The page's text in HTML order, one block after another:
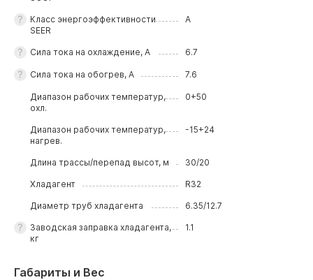
Класс энергоэффективности
SEER
A
Сила тока на охлаждение, А 6.7
Сила тока на обогрев, А 7.6
Диапазон рабочих температур,
охл.
0+50
Диапазон рабочих температур,
нагрев.
-15+24
Длина трассы/перепад высот, м 30/20
Хладагент R32
Диаметр труб хладагента 6.35/12.7
Заводская заправка хладагента,
кг
1.1
Габариты и Вес